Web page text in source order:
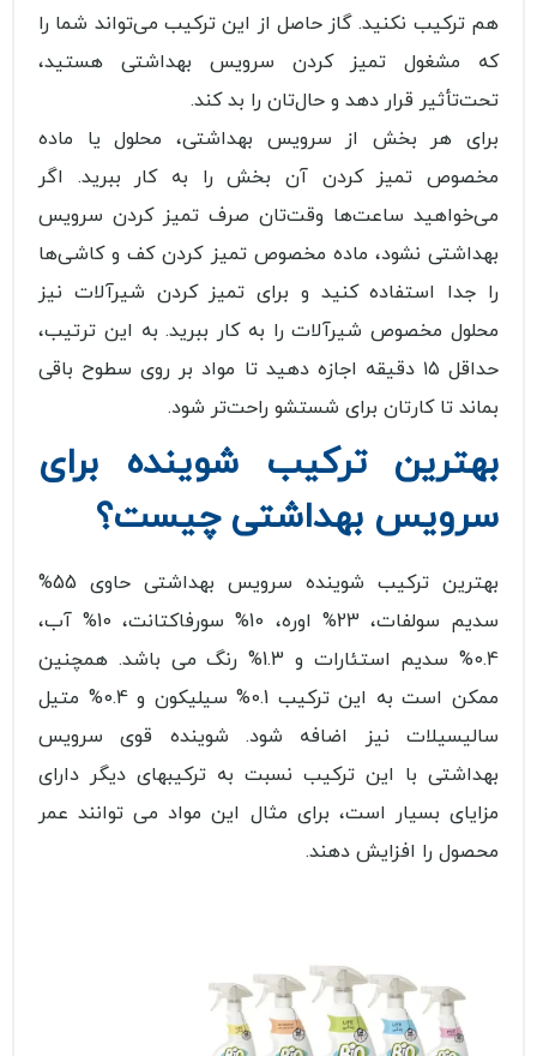
هم ترکیب نکنید. گاز حاصل از این ترکیب می‌تواند شما را
که مشغول تمیز کردن سرویس بهداشتی هستید،
تحت‌تأثیر قرار دهد و حال‌تان را بد کند.
برای هر بخش از سرویس بهداشتی، محلول یا ماده
مخصوص تمیز کردن آن بخش را به کار ببرید. اگر
می‌خواهید ساعت‌ها وقت‌تان صرف تمیز کردن سرویس
بهداشتی نشود، ماده مخصوص تمیز کردن کف و کاشی‌ها
را جدا استفاده کنید و برای تمیز کردن شیرآلات نیز
محلول مخصوص شیرآلات را به کار ببرید. به این ترتیب،
حداقل ۱۵ دقیقه اجازه دهید تا مواد بر روی سطوح باقی
بماند تا کارتان برای شستشو راحت‌تر شود.
بهترین ترکیب شوینده برای
سرویس بهداشتی چیست؟
بهترین ترکیب شوینده سرویس بهداشتی حاوی 55%
سدیم سولفات، 23% اوره، 10% سورفاکتانت، 10% آب،
0.4% سدیم استئارات و 1.3% رنگ می باشد. همچنین
ممکن است به این ترکیب 0.1% سیلیکون و 0.4% متیل
سالیسیلات نیز اضافه شود. شوینده قوی سرویس
بهداشتی با این ترکیب نسبت به ترکیبهای دیگر دارای
مزایای بسیار است، برای مثال این مواد می توانند عمر
محصول را افزایش دهند.